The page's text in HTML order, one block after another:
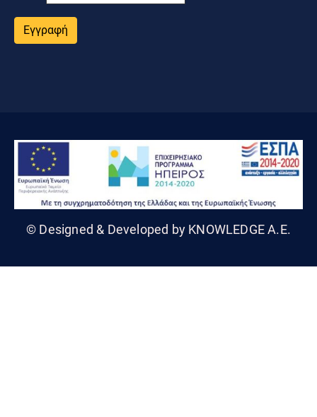
Εγγραφή
© Designed & Developed by KNOWLEDGE A.E.